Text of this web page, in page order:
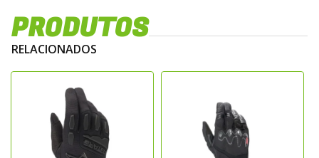
assegurando protecao total contra agua e
vento sem comprometer o conforto
interno. Possui protecoes no dorso,
reforcos estrategicos na palma e nos
dedos, alem de construcao ergonomica que
garante ajuste preciso, mobilidade e
controle durante a pilotagem.
Principais Caracteristicas
PRODUTOS
RELACIONADOS